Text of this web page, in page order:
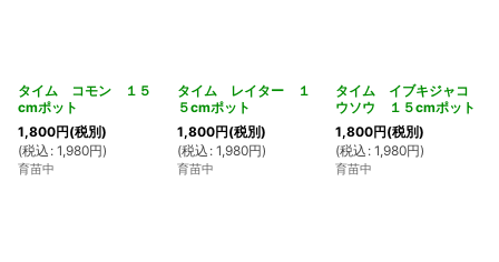
タイム コモン １５
cmポット
1,800円(税別)
(税込 : 1,980円)
育苗中
タイム レイター １
５cmポット
1,800円(税別)
(税込 : 1,980円)
育苗中
タイム イブキジャコ
ウソウ １５cmポット
1,800円(税別)
(税込 : 1,980円)
育苗中